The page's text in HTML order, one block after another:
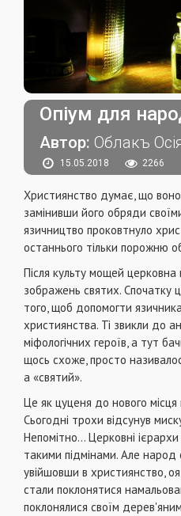
Опіум для
Автор: Облакъ
15.05.2018 2266
Християнство думає, що
замінивши його обряди
язичництво проковтнуло
останнього тільки порожню
Після культу мощей
зображень святих. Спочатку
того, щоб допомогти
християнства. Ті звикли до
міфологічних героїв, а тут
щось схоже, просто
а «святий».
Це як цуценя до нового
Сьогодні трохи відсунув
Непомітно... Церковні
такими підмінами. Але народ
увійшовши в християнство,
стали поклонятися
поклонялися своїм